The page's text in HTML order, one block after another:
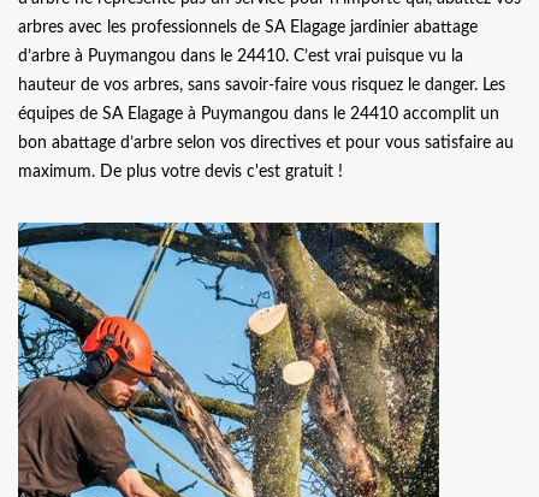
arbres avec les professionnels de SA Elagage jardinier abattage
d’arbre à Puymangou dans le 24410. C’est vrai puisque vu la
hauteur de vos arbres, sans savoir-faire vous risquez le danger. Les
équipes de SA Elagage à Puymangou dans le 24410 accomplit un
bon abattage d’arbre selon vos directives et pour vous satisfaire au
maximum. De plus votre devis c'est gratuit !